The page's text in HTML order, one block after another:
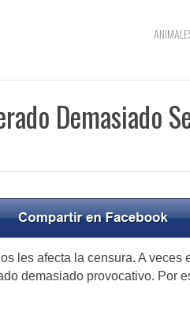
Demasiado
les afecta la censura. A veces
demasiado provocativo. Por